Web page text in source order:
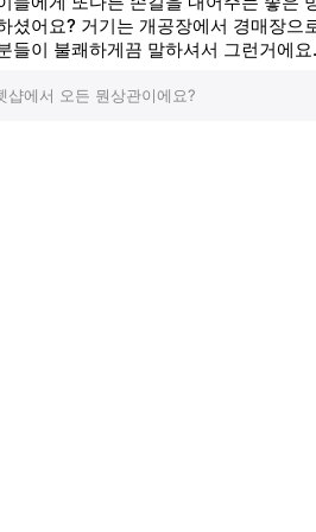
셨어요? 거기는 개공장에서 경매장으
들이 불쾌하게끔 말하셔서 그런거에요.
샵에서 오든 뭔상관이에요?